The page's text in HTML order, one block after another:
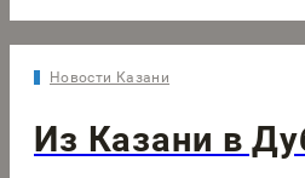
Новости Казани
Из Казани в